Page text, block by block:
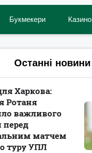
Букмекери Казино
Останні новини
Харкова:
Ротаня
важливого
перед
матчем
туру УПЛ